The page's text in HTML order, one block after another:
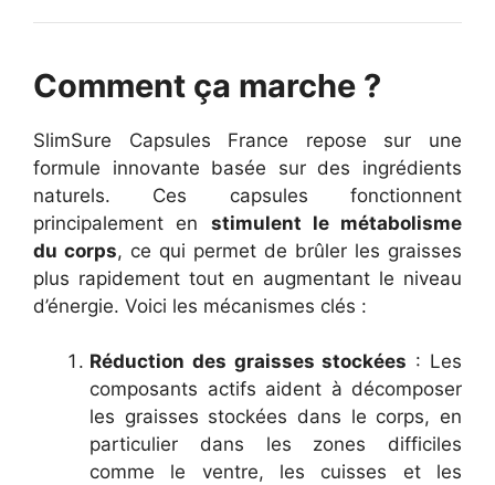
Comment ça marche ?
SlimSure Capsules France repose sur une
formule innovante basée sur des ingrédients
naturels. Ces capsules fonctionnent
principalement en stimulent le métabolisme
du corps, ce qui permet de brûler les graisses
plus rapidement tout en augmentant le niveau
d’énergie. Voici les mécanismes clés :
Réduction des graisses stockées : Les
composants actifs aident à décomposer
les graisses stockées dans le corps, en
particulier dans les zones difficiles
comme le ventre, les cuisses et les